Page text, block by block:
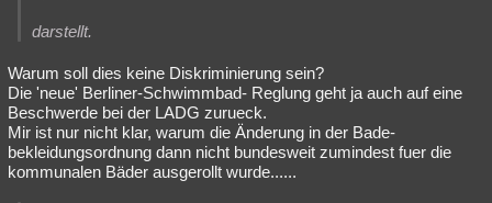
darstellt.
Warum soll dies keine Diskriminierung sein?
Die 'neue' Berliner-Schwimmbad- Reglung geht ja auch auf eine
Beschwerde bei der LADG zurueck.
Mir ist nur nicht klar, warum die Änderung in der Bade-
bekleidungsordnung dann nicht bundesweit zumindest fuer die
kommunalen Bäder ausgerollt wurde......